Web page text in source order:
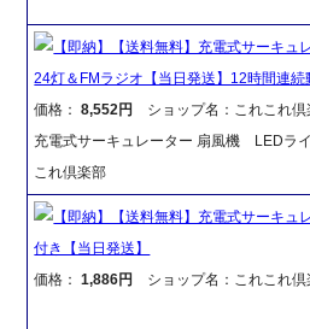
【即納】【送料無料】充電式サーキ
24灯＆FMラジオ【当日発送】12時間連
価格：8,552円
ショップ名：これこれ倶
充電式サーキュレーター 扇風機 LEDラ
これ倶楽部
【即納】【送料無料】充電式サーキュ
付き【当日発送】
価格：1,886円 ショップ名：これこれ倶